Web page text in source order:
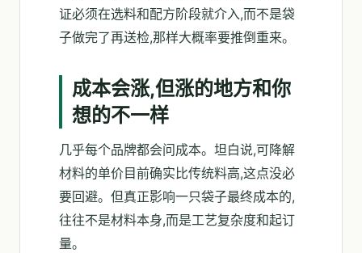
证必须在选料和配方阶段就介入,而不是袋
子做完了再送检,那样大概率要推倒重来。
成本会涨,但涨的地方和你
想的不一样
几乎每个品牌都会问成本。坦白说,可降解
材料的单价目前确实比传统料高,这点没必
要回避。但真正影响一只袋子最终成本的,
往往不是材料本身,而是工艺复杂度和起订
量。